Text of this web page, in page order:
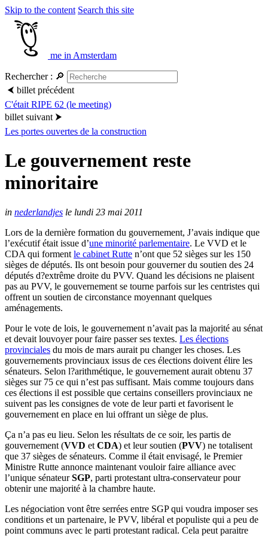
Skip to the content Search this site
me in Amsterdam
Rechercher : 🔎
⮜ billet précédent
C'était RIPE 62 (le meeting)
billet suivant ⮞
Les portes ouvertes de la construction
Le gouvernement reste
minoritaire
in nederlandjes le lundi 23 mai 2011
Lors de la dernière formation du gouvernement, J’avais indique que
l’exécutif était issue d’une minorité parlementaire. Le VVD et le
CDA qui forment le cabinet Rutte n’ont que 52 sièges sur les 150
sièges de députés. Ils ont besoin pour gouverner du soutien des 24
députés d?extrême droite du PVV. Quand les décisions ne plaisent
pas au PVV, le gouvernement se tourne parfois sur les centristes qui
offrent un soutien de circonstance moyennant quelques
aménagements.
Pour le vote de lois, le gouvernement n’avait pas la majorité au sénat
et devait louvoyer pour faire passer ses textes. Les élections
provinciales du mois de mars aurait pu changer les choses. Les
gouvernements provinciaux issus de ces élections doivent élire les
sénateurs. Selon l?arithmétique, le gouvernement aurait obtenu 37
sièges sur 75 ce qui n’est pas suffisant. Mais comme toujours dans
ces élections il est possible que certains conseillers provinciaux ne
suivent pas les consignes de vote de leur parti et favorisent le
gouvernement en place en lui offrant un siège de plus.
Ça n’a pas eu lieu. Selon les résultats de ce soir, les partis de
gouvernement (VVD et CDA) et leur soutien (PVV) ne totalisent
que 37 sièges de sénateurs. Comme il était envisagé, le Premier
Ministre Rutte annonce maintenant vouloir faire alliance avec
l’unique sénateurSGP, parti protestant ultra-conservateur pour
obtenir une majorité à la chambre haute.
Les négociation vont être serrées entre SGP qui voudra imposer ses
conditions et un partenaire, le PVV, libéral et populiste qui a peu de
point communs avec le parti protestant radical. Cela peut paraitre